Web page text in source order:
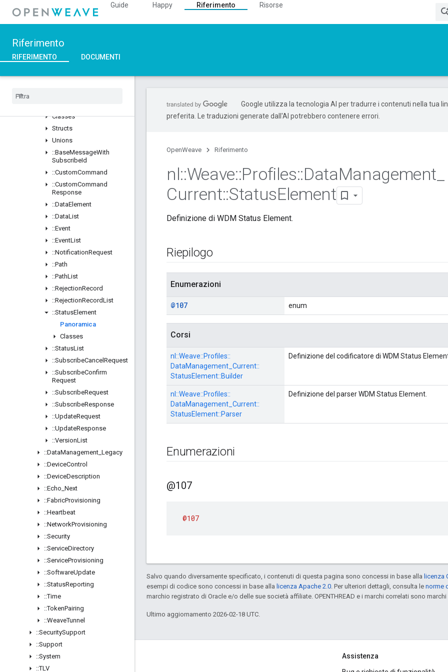
Guide Happy Riferimento Risorse
Riferimento
RIFERIMENTO DOCUMENTI
::DeviceManager
Classes
::BDX_Current
Classes
Structs
Unions
::BaseMessageWith
SubscribeId
::CustomCommand
::CustomCommand
Response
::DataElement
::DataList
::Event
::EventList
::NotificationRequest
::Path
::PathList
::RejectionRecord
::RejectionRecordList
::StatusElement
Panoramica
Classes
::StatusList
::SubscribeCancel Request
::SubscribeConfirm
Request
::SubscribeRequest
::SubscribeResponse
::UpdateRequest
::UpdateResponse
::VersionList
::DataManagement Legacy
::DeviceControl
::DeviceDescription
::Echo Next
::FabricProvisioning
::Heartbeat
::NetworkProvisioning
::Security
::ServiceDirectory
::ServiceProvisioning
::SoftwareUpdate
::StatusReporting
::Time
::TokenPairing
::WeaveTunnel
::SecuritySupport
::Support
::System
::TLV
Google utilizza la tecnologia AI per tradurre i contenuti nella tua
preferita. Le traduzioni generate dall'AI potrebbero contenere errori.
OpenWeave Riferimento
nl::Weave::Profiles::DataManagement
Current::StatusElement
Definizione di WDM Status Element.
Riepilogo
Enumerazioni
@107 enum
Corsi
nl::Weave::Profiles::
DataManagement_Current::
StatusElement::Builder
Definizione del codificatore di WDM Status
nl::Weave::Profiles::
DataManagement_Current::
StatusElement::Parser
Definizione del parser WDM Status Element.
Enumerazioni
@107
@107
Salvo quando diversamente specificato, i contenuti di questa pagina sono concessi in base alla licenza
esempi di codice sono concessi in base alla licenza Apache 2.0. Per ulteriori dettagli, consulta le norme
marchio registrato di Oracle e/o delle sue società affiliate. OPENTHREAD e i marchi correlati sono
Ultimo aggiornamento 2026-02-18 UTC.
GitHub
Assistenza